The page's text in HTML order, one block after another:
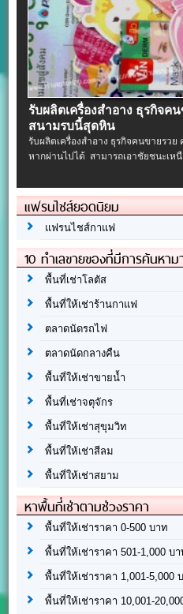
รับผลิตเครื่องสําอาง ธุรกิจค
สนามรบนี้สุดหิน
รับผลิตเครื่องสําอาง ธุรกิจคนขายรว
หากผ่านไปได้ สามารถเอาชัยชนะเห
แฟรนไชส์ยอดนิยม
แฟรนไชส์กาแฟ
10 ทำเลขายของที่มีการค้นหา
พื้นที่เช่าโลตัส
พื้นที่ให้เช่าร้านกาแฟ
ตลาดนัดรถไฟ
ตลาดนัดกลางคืน
พื้นที่ให้เช่าขายน้ำ
พื้นที่เช่าจตุจักร
พื้นที่ให้เช่าสุขุมวิท
พื้นที่ให้เช่าสีลม
พื้นที่ให้เช่าสยาม
หาพื้นที่เช่าตามช่วงราคา
พื้นที่ให้เช่าราคา 0-500 บาท
พื้นที่ให้เช่าราคา 501-1,000 บา
พื้นที่ให้เช่าราคา 1,001-5,000
พื้นที่ให้เช่าราคา 10,001-